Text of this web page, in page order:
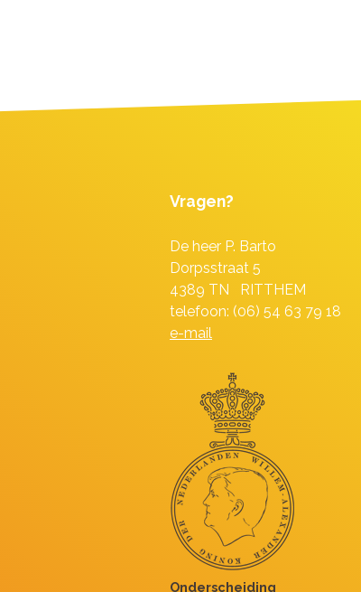
Vragen?
De heer P. Barto
Dorpsstraat 5
4389 TN RITTHEM
telefoon: (06) 54 63 79 18
e-mail